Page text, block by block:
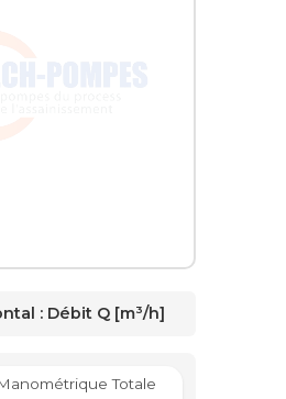
: Débit Q [m³/h]
Totale